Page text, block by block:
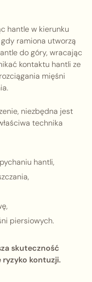
hantle w kierunku
ramiona utworzą
do góry, wracając
kontaktu hantli ze
mięśni
niezbędna jest
technika
hantli,
piersiowych.
skuteczność
ryzyko kontuzji.